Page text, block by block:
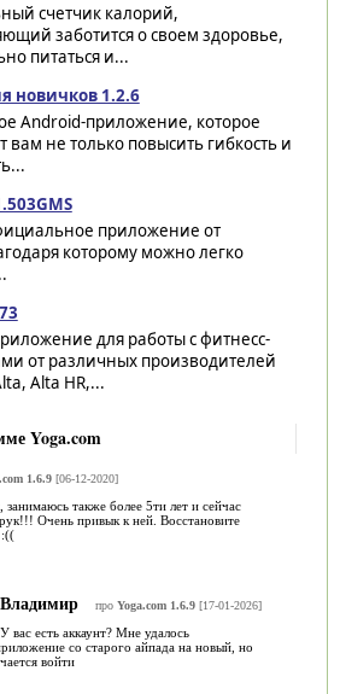
счетчик калорий,
заботится о своем здоровье,
питаться и...
новичков 1.2.6
Android-приложение, которое
вам не только повысить гибкость и
приложение от
которому можно легко
для работы с фитнесс-
от различных производителей
Alta HR,...
Yoga.com
1.6.9[06-12-2020]
также более 5ти лет и сейчас
Очень привык к ней. Восстановите
:((
Владимир про Yoga.com 1.6.9[17-01-2026]
вас есть аккаунт? Мне удалось
со старого айпада на новый, но
войти